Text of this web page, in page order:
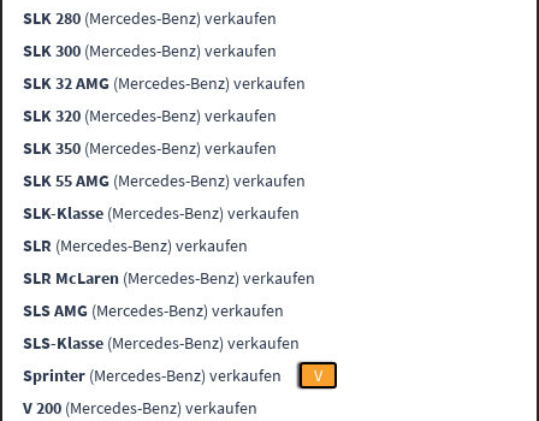
SLK 280 (Mercedes-Benz) verkaufen
SLK 300 (Mercedes-Benz) verkaufen
SLK 32 AMG (Mercedes-Benz) verkaufen
SLK 320 (Mercedes-Benz) verkaufen
SLK 350 (Mercedes-Benz) verkaufen
SLK 55 AMG (Mercedes-Benz) verkaufen
SLK-Klasse (Mercedes-Benz) verkaufen
SLR (Mercedes-Benz) verkaufen
SLR McLaren (Mercedes-Benz) verkaufen
SLS AMG (Mercedes-Benz) verkaufen
SLS-Klasse (Mercedes-Benz) verkaufen
Sprinter (Mercedes-Benz) verkaufen
V
V 200 (Mercedes-Benz) verkaufen